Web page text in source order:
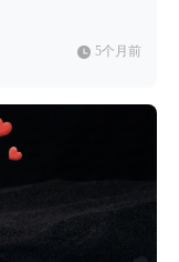
5个月前